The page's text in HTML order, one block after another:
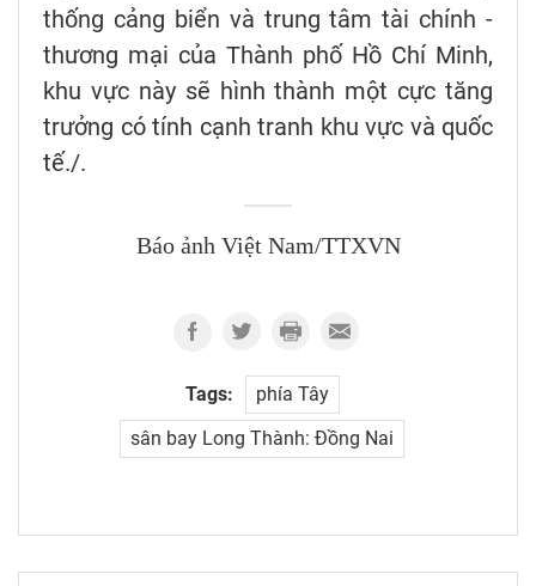
thống cảng biển và trung tâm tài chính -
thương mại của Thành phố Hồ Chí Minh,
khu vực này sẽ hình thành một cực tăng
trưởng có tính cạnh tranh khu vực và quốc
tế./.
Báo ảnh Việt Nam/TTXVN
Tags:
phía Tây
sân bay Long Thành: Đồng Nai